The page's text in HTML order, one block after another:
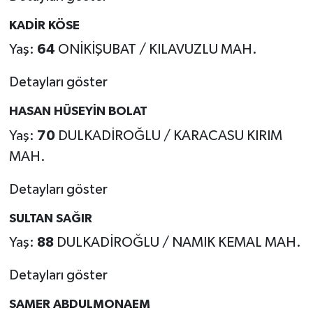
KADİR KÖSE
Yaş: 64 ONİKİŞUBAT / KILAVUZLU MAH.
Detayları göster
HASAN HÜSEYİN BOLAT
Yaş: 70DULKADİROĞLU / KARACASU KIRIM
MAH.
Detayları göster
SULTAN SAĞIR
Yaş: 88DULKADİROĞLU / NAMIK KEMAL MAH.
Detayları göster
SAMER ABDULMONAEM